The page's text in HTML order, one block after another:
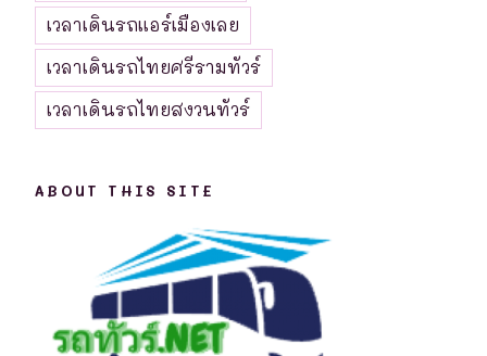
เวลาเดินรถแอร์เมืองเลย
เวลาเดินรถไทยศรีรามทัวร์
เวลาเดินรถไทยสงวนทัวร์
ABOUT THIS SITE